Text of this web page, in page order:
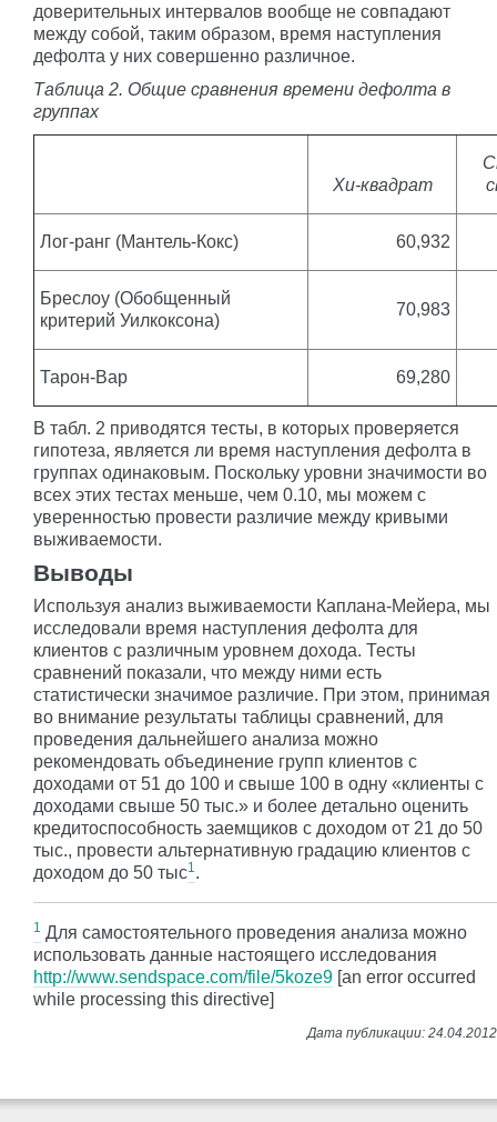
доверительных интервалов вообще не совпадают
между собой, таким образом, время наступления
дефолта у них совершенно различное.
Таблица 2. Общие сравнения времени дефолта в
группах
Хи-квадрат
Лог-ранг (Мантель-Кокс) 60,932
Бреслоу (Обобщенный
критерий Уилкоксона)
70,983
Тарон-Вар 69,280
В табл. 2 приводятся тесты, в которых проверяется
гипотеза, является ли время наступления дефолта в
группах одинаковым. Поскольку уровни значимости во
всех этих тестах меньше, чем 0.10, мы можем с
уверенностью провести различие между кривыми
выживаемости.
Выводы
Используя анализ выживаемости Каплана-Мейера, мы
исследовали время наступления дефолта для
клиентов с различным уровнем дохода. Тесты
сравнений показали, что между ними есть
статистически значимое различие. При этом, принимая
во внимание результаты таблицы сравнений, для
проведения дальнейшего анализа можно
рекомендовать объединение групп клиентов с
доходами от 51 до 100 и свыше 100 в одну «клиенты с
доходами свыше 50 тыс.» и более детально оценить
кредитоспособность заемщиков с доходом от 21 до 50
тыс., провести альтернативную градацию клиентов с
доходом до 50 тыс1 .
1 Для самостоятельного проведения анализа можно
использовать данные настоящего исследования
http://www.sendspace.com/file/5koze9 [an error occurred
while processing this directive]